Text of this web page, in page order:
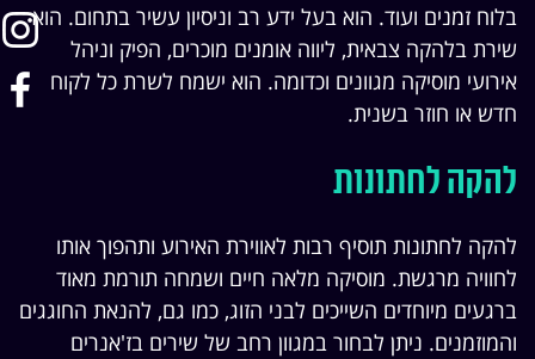
בלוח זמנים ועוד. הוא בעל ידע רב וניסיון עשיר בתחום. הוא
שירת בלהקה צבאית, ליווה אומנים מוכרים, הפיק וניהל
אירועי מוסיקה מגוונים וכדומה. הוא ישמח לשרת כל לקוח
חדש או חוזר בשנית.
להקה לחתונות
להקה לחתונות תוסיף רבות לאווירת האירוע ותהפוך אותו
לחוויה מרגשת. מוסיקה מלאה חיים ושמחה תורמת מאוד
ברגעים מיוחדים השייכים לבני הזוג, כמו גם, להנאת החוגגים
והמוזמנים. ניתן לבחור במגוון רחב של שירים בז'אנרים